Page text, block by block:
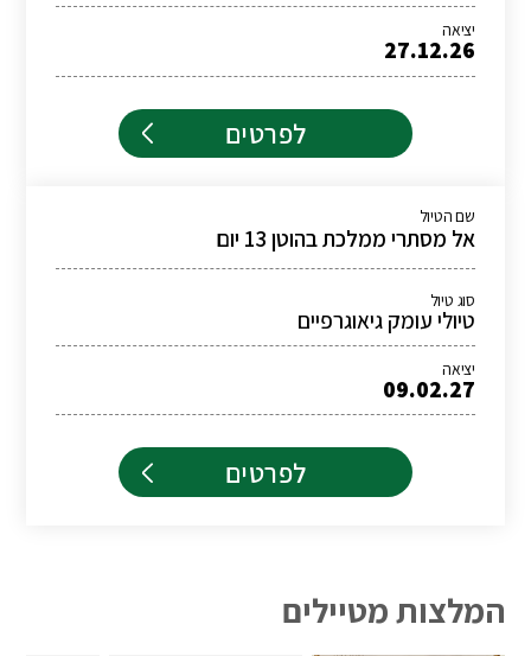
יציאה
27.12.26
לפרטים
שם הטיול
אל מסתרי ממלכת בהוטן 13 יום
סוג טיול
טיולי עומק גיאוגרפיים
יציאה
09.02.27
לפרטים
המלצות מטיילים